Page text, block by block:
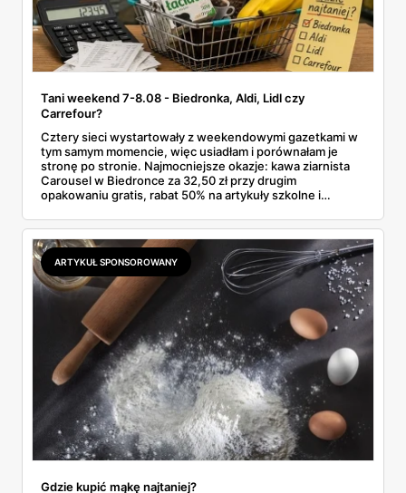
Tani weekend 7-8.08 - Biedronka, Aldi, Lidl czy
Carrefour?
Cztery sieci wystartowały z weekendowymi gazetkami w
tym samym momencie, więc usiadłam i porównałam je
stronę po stronie. Najmocniejsze okazje: kawa ziarnista
Carousel w Biedronce za 32,50 zł przy drugim
opakowaniu gratis, rabat 50% na artykuły szkolne i
2,99 zł za kilogram, ale wyłącznie w sobotę z aplikacją. Aldi
odpowiada masłem za 2,99 zł. Werdykt w skrócie:
najwięcej wyciśniesz z Biedronki, po świeże warzywa jedź
do Aldi.
ARTYKUŁ SPONSOROWANY
Gdzie kupić mąkę najtaniej?